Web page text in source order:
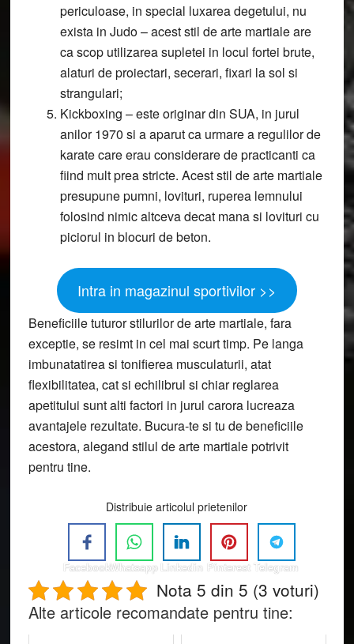
periculoase, in special luxarea degetului, nu
exista in Judo – acest stil de arte martiale are
ca scop utilizarea supletei in locul fortei brute,
alaturi de proiectari, secerari, fixari la sol si
strangulari;
Kickboxing – este originar din SUA, in jurul
anilor 1970 si a aparut ca urmare a regulilor de
karate care erau considerare de practicanti ca
fiind mult prea stricte. Acest stil de arte martiale
presupune pumni, lovituri, ruperea lemnului
folosind nimic altceva decat mana si lovituri cu
piciorul in blocuri de beton.
Intra in magazinul sportivilor >>
Beneficiile tuturor stilurilor de arte martiale, fara
exceptie, se resimt in cel mai scurt timp. Pe langa
imbunatatirea si tonifierea musculaturii, atat
flexibilitatea, cat si echilibrul si chiar reglarea
apetitului sunt alti factori in jurul carora lucreaza
avantajele rezultate. Bucura-te si tu de beneficiile
acestora, alegand stilul de arte martiale potrivit
pentru tine.
Distribuie articolul prietenilor
FacebookWhatsapp Linkedin Pinterest Telegram
Nota 5 din 5 (3 voturi)
Alte articole recomandate pentru tine: